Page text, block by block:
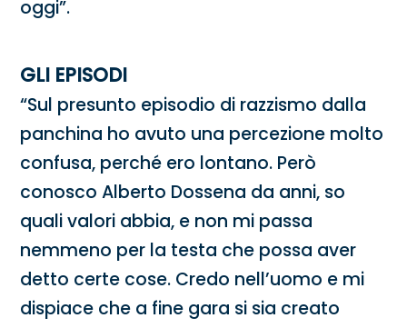
oggi”.
GLI EPISODI
“Sul presunto episodio di razzismo dalla
panchina ho avuto una percezione molto
confusa, perché ero lontano. Però
conosco Alberto Dossena da anni, so
quali valori abbia, e non mi passa
nemmeno per la testa che possa aver
detto certe cose. Credo nell’uomo e mi
dispiace che a fine gara si sia creato